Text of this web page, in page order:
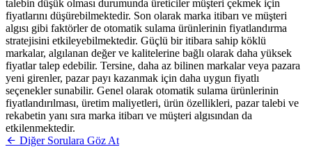
talebin düşük olması durumunda üreticiler müşteri çekmek için
fiyatlarını düşürebilmektedir. Son olarak marka itibarı ve müşteri
algısı gibi faktörler de otomatik sulama ürünlerinin fiyatlandırma
stratejisini etkileyebilmektedir. Güçlü bir itibara sahip köklü
markalar, algılanan değer ve kalitelerine bağlı olarak daha yüksek
fiyatlar talep edebilir. Tersine, daha az bilinen markalar veya pazara
yeni girenler, pazar payı kazanmak için daha uygun fiyatlı
seçenekler sunabilir. Genel olarak otomatik sulama ürünlerinin
fiyatlandırılması, üretim maliyetleri, ürün özellikleri, pazar talebi ve
rekabetin yanı sıra marka itibarı ve müşteri algısından da
etkilenmektedir.
Diğer Sorulara Göz At